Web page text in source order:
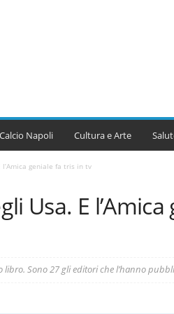
Calcio Napoli Cultura e Arte
geniale fa tris in tv
Usa. E l’Amica
Sono 27 gli editori che l’hanno